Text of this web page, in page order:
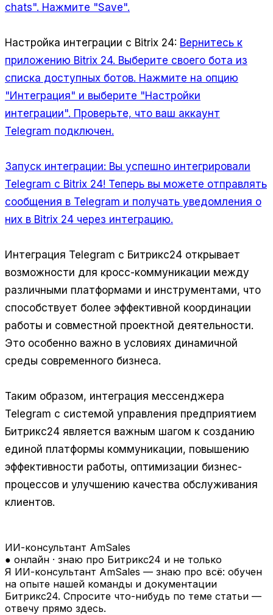
chats". Нажмите "Save".
Настройка интеграции с Bitrix 24: Вернитесь к
приложению Bitrix 24. Выберите своего бота из
списка доступных ботов. Нажмите на опцию
"Интеграция" и выберите "Настройки
интеграции". Проверьте, что ваш аккаунт
Telegram подключен.
Запуск интеграции: Вы успешно интегрировали
Telegram с Bitrix 24! Теперь вы можете отправлять
сообщения в Telegram и получать уведомления о
них в Bitrix 24 через интеграцию.
Интеграция Telegram с Битрикс24 открывает
возможности для кросс-коммуникации между
различными платформами и инструментами, что
способствует более эффективной координации
работы и совместной проектной деятельности.
Это особенно важно в условиях динамичной
среды современного бизнеса.
Таким образом, интеграция мессенджера
Telegram с системой управления предприятием
Битрикс24 является важным шагом к созданию
единой платформы коммуникации, повышению
эффективности работы, оптимизации бизнес-
процессов и улучшению качества обслуживания
клиентов.
ИИ-консультант AmSales
● онлайн · знаю про Битрикс24 и не только
Я ИИ-консультант AmSales — знаю про всё: обучен
на опыте нашей команды и документации
Битрикс24. Спросите что-нибудь по теме статьи —
отвечу прямо здесь.